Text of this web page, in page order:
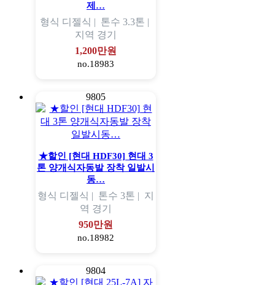
제…
형식 디젤식 | 톤수 3.3톤 |
지역 경기
1,200만원
no.18983
9805
★할인 [현대 HDF30] 현대 3
톤 양개식자동발 장착 일발시
동…
형식 디젤식 | 톤수 3톤 | 지
역 경기
950만원
no.18982
9804